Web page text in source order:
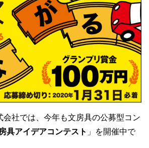
会社では、今年も文房具の公募型コン
具アイデアコンテスト 」を開催中で